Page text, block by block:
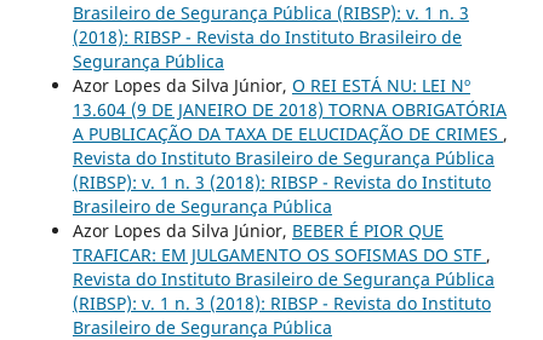
Brasileiro de Segurança Pública (RIBSP): v. 1 n. 3
(2018): RIBSP - Revista do Instituto Brasileiro de
Segurança Pública
Azor Lopes da Silva Júnior, O REI ESTÁ NU: LEI Nº
13.604 (9 DE JANEIRO DE 2018) TORNA OBRIGATÓRIA
A PUBLICAÇÃO DA TAXA DE ELUCIDAÇÃO DE CRIMES ,
Revista do Instituto Brasileiro de Segurança Pública
(RIBSP): v. 1 n. 3 (2018): RIBSP - Revista do Instituto
Brasileiro de Segurança Pública
Azor Lopes da Silva Júnior, BEBER É PIOR QUE
TRAFICAR: EM JULGAMENTO OS SOFISMAS DO STF ,
Revista do Instituto Brasileiro de Segurança Pública
(RIBSP): v. 1 n. 3 (2018): RIBSP - Revista do Instituto
Brasileiro de Segurança Pública